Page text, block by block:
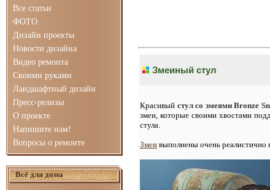
Все статьи
ФОТО
Дизайн проекты
Новости дизайна
Видео ремонта
Своими руками
Ландшафтный дизайн
Пресс-релизы
О проекте
Напишите нам!
Вопросы о ремонте
Всё для дома
Змеиный стул
Красивый стул со змеями Bronze
змеи, которые своими хвостами
стула.
Змеи выполнены очень реалистично